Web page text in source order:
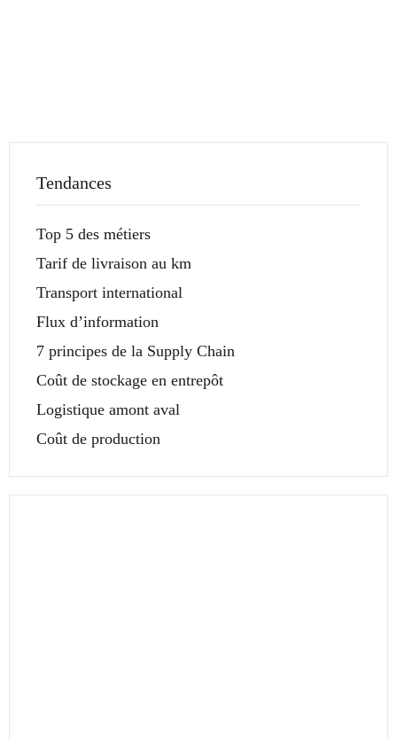
Tendances
Top 5 des métiers
Tarif de livraison au km
Transport international
Flux d’information
7 principes de la Supply Chain
Coût de stockage en entrepôt
Logistique amont aval
Coût de production